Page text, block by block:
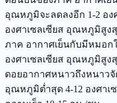
อุณหภูมิจะลดลงอีก 1-2 อง
องศาเซลเซียส อุณหภูมิสูง
ภาค อากาศเย็นกับมีหมอก
องศาเซลเซียส อุณหภูมิสูง
ดอยอากาศหนาวถึงหนาว
อุณหภูมิต่ำสุด 4-12 องศาเ